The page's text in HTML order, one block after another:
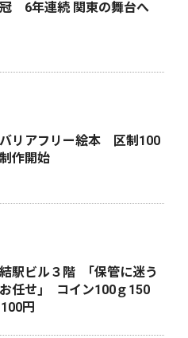
6年連続 関東の舞台へ
リアフリー絵本 区制100
作開始
駅ビル３階 ｢保管に迷う
任せ｣ コイン100ｇ150
円